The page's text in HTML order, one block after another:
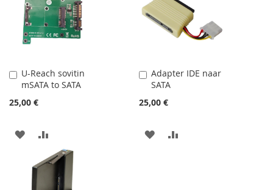
U-Reach sovitin
mSATA to SATA
25,00 €
Lisää
ostoskoriin
LISÄÄ
TOIVELISTAAN
VERTAILUUN
Adapter IDE naar
SATA
25,00 €
Lisää
ostoskoriin
LISÄÄ